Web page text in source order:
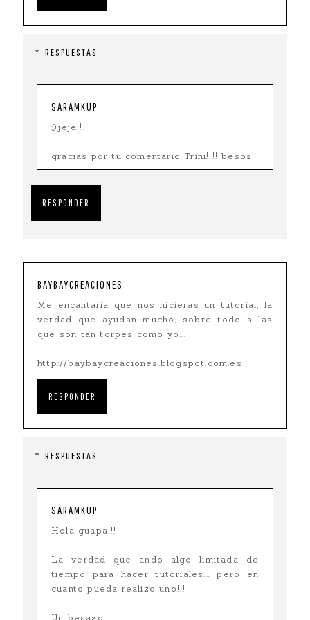
RESPUESTAS
SARAMKUP
;)jeje!!!
gracias por tu comentario Trini!!!! besos
RESPONDER
BAYBAYCREACIONES
Me encantaría que nos hicieras un tutorial, la
verdad que ayudan mucho, sobre todo a las
que son tan torpes como yo...
http://baybaycreaciones.blogspot.com.es
RESPONDER
RESPUESTAS
SARAMKUP
Hola guapa!!!
La verdad que ando algo limitada de
tiempo para hacer tutoriales... pero en
cuanto pueda realizo uno!!!
Un besazo